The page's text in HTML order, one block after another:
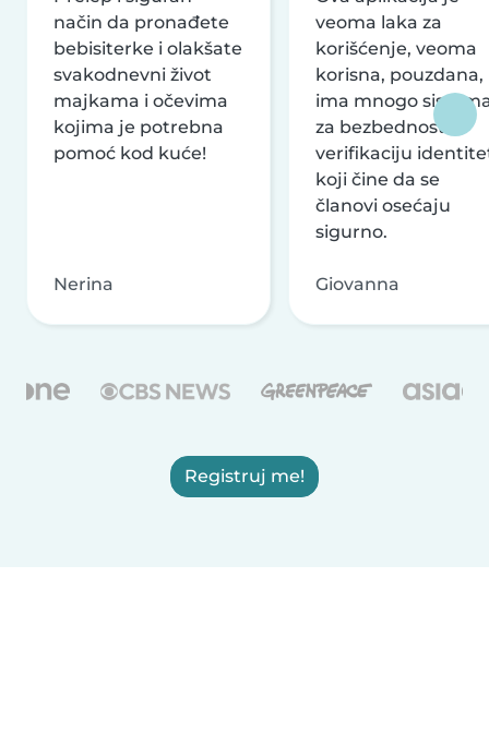
način da pronađete
bebisiterke i olakšate
svakodnevni život
majkama i očevima
kojima je potrebna
pomoć kod kuće!
Nerina
veoma laka za
korišćenje, veoma
korisna, pouzdana,
ima mnogo
za bezbednost i
verifikaciju
koji čine da se
članovi osećaju
sigurno.
Giovanna
Registruj me!